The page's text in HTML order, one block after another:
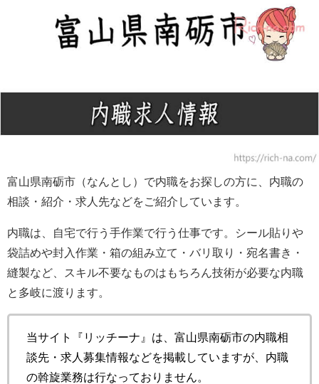
富山県南砺市（なんとし）で内職をお探しの方に、内職の
相談・紹介・求人先などをご紹介しています。
内職は、自宅で行う手作業で行う仕事です。シール貼りや
袋詰めや封入作業・箱の組み立て・バリ取り・宛名書き・
縫製など、スキル不要なものはもちろん技術が必要な内職
と多岐に渡ります。
当サイト『リッチーナ』は、富山県南砺市の内職相
談先・求人募集情報などを掲載していますが、内職
の斡旋業務は行なっておりません。